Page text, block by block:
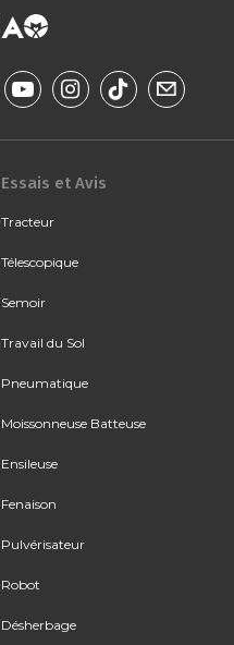
Essais et Avis
Tracteur
Télescopique
Semoir
Travail du Sol
Pneumatique
Moissonneuse Batteuse
Ensileuse
Fenaison
Pulvérisateur
Robot
Désherbage